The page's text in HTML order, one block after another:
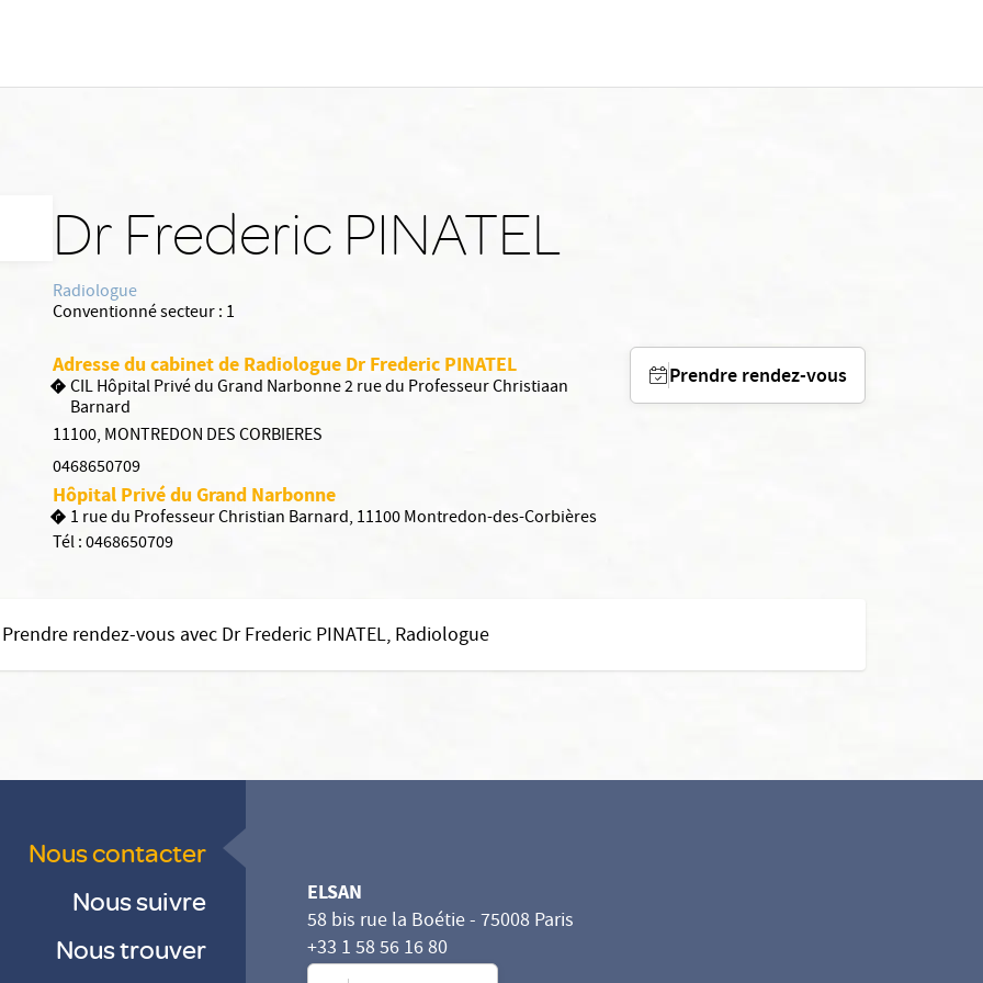
Dr Frederic PINATEL
Radiologue
Conventionné secteur : 1
Adresse du cabinet de Radiologue Dr Frederic PINATEL
CIL Hôpital Privé du Grand Narbonne 2 rue du Professeur Christiaan
Barnard
11100, MONTREDON DES CORBIERES
0468650709
Hôpital Privé du Grand Narbonne
1 rue du Professeur Christian Barnard, 11100 Montredon-des-Corbières
Tél :0468650709
Prendre rendez-vous
Prendre rendez-vous avec Dr Frederic PINATEL, Radiologue
Nous contacter
Nous suivre
Nous trouver
ELSAN
58 bis rue la Boétie - 75008 Paris
+33 1 58 56 16 80